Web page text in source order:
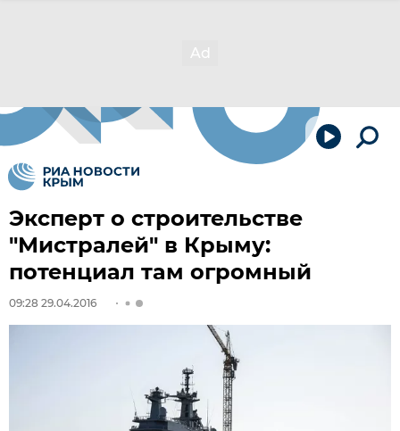
Эксперт о строительстве
"Мистралей" в Крыму:
потенциал там огромный
09:28 29.04.2016